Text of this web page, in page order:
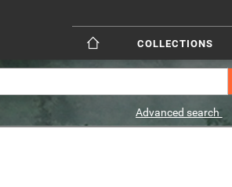
COLLECTIONS
Advanced search